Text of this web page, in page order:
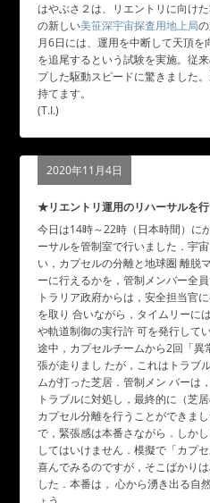
はやぶさ２は、リエントリに向け
の新しい美笹深宇宙探査用地上局
月6日には、運用を中断して天頂を
を追尾するという試験を実施。従
プした駆動スピードに驚きました
持てます。
(T.I.)
2020年11月4日
★リエントリ運用のリハーサルを
今日は14時～22時（日本時間）に
ーサルを管制室で行いました．宇
い，カプセルの分離と地球圏 離脱
ーに行えるかを，管制メンバー全
トラリア政府からは，安全担当官
を取り 合いながら，タイムリーに
や軌道制御の実行許 可を発行して
途中，カプセルチームから2回「
張が走りまし たが，これはトラブ
ムが打った芝居．管制メン バーは
トラブルに対処し，最終的に（芝
カプセル分離を行うことができま
で，緊張感は本番さながら．しか
してはいけません．模擬で「カプ
喜んでみるのですが，そこばかり
した．本番は， 心から湧き出る自